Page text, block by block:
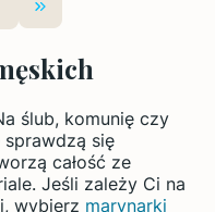
Przejdź do ostatniej
ślub, komunię czy
sprawdzą się
całość ze
Jeśli zależy Ci na
wybierz marynarki